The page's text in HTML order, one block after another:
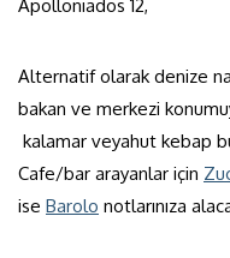
Apolloniados 12,
Alternatif olarak denize
bakan ve merkezi
kalamar veyahut kebap
Cafe/bar arayanlar için
ise Barolo notlarınıza